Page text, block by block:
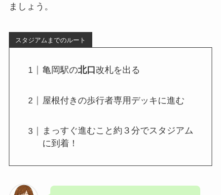
ましょう。
スタジアムまでのルート
亀岡駅の北口改札を出る
屋根付きの歩行者専用デッキに進む
まっすぐ進むこと約３分でスタジアム
に到着！